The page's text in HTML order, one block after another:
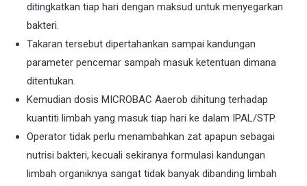
ditingkatkan tiap hari dengan maksud untuk menyegarkan
bakteri.
Takaran tersebut dipertahankan sampai kandungan
parameter pencemar sampah masuk ketentuan dimana
ditentukan.
Kemudian dosis MICROBAC Aaerob dihitung terhadap
kuantiti limbah yang masuk tiap hari ke dalam IPAL/STP.
Operator tidak perlu menambahkan zat apapun sebagai
nutrisi bakteri, kecuali sekiranya formulasi kandungan
limbah organiknya sangat tidak banyak dibanding limbah